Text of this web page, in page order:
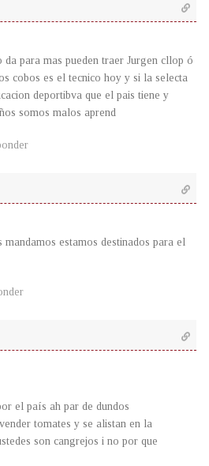
para mas pueden traer Jurgen cllop ó
cobos es el tecnico hoy y si la selecta
deportibva que el pais tiene y
somos malos aprend
estamos destinados para el
el país ah par de dundos
tomates y se alistan en la
son cangrejos i no por que